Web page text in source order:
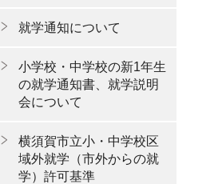
就学通知について
小学校・中学校の新1年生
の就学通知書、就学説明
会について
横須賀市立小・中学校区
域外就学（市外からの就
学）許可基準